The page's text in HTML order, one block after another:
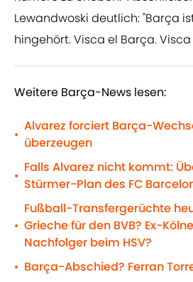
Lewandwoski deutlich: "Barça
hingehört. Visca el Barça.
Weitere Barça-News lesen:
•
Alvarez forciert Barça-
überzeugen
•
Falls Alvarez nicht kommt:
Stürmer-Plan des FC
•
Fußball-Transfergerüchte
Grieche für den BVB? Ex-
Nachfolger beim HSV?
• Barça-Abschied? Ferran